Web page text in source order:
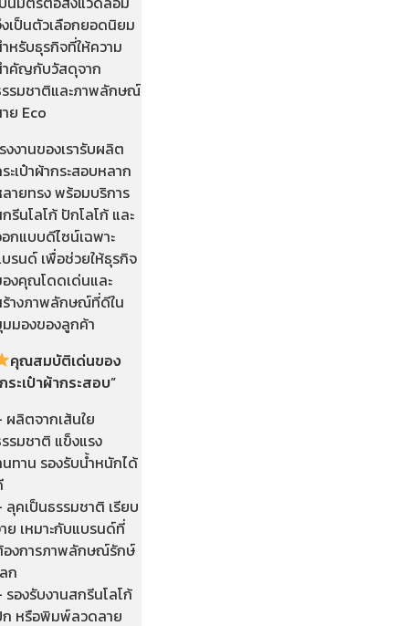
เป็นตัวเลือกยอดนิยม
หรับธุรกิจที่ให้ความ
คัญกับวัสดุจาก
รมชาติและภาพลักษณ์
ย Eco
งงานของเรารับผลิต
ะเป๋าผ้ากระสอบหลาก
ายทรง พร้อมบริการ
รีนโลโก้ ปักโลโก้ และ
กแบบดีไซน์เฉพาะ
รนด์ เพื่อช่วยให้ธุรกิจ
งคุณโดดเด่นและ
างภาพลักษณ์ที่ดีใน
มองของลูกค้า
คุณสมบัติเด่นของ
ระเป๋าผ้ากระสอบ”
ผลิตจากเส้นใย
รมชาติ แข็งแรง
ทาน รองรับน้ำหนักได้
ลุคเป็นธรรมชาติ เรียบ
ย เหมาะกับแบรนด์ที่
งการภาพลักษณ์รักษ์
ก
รองรับงานสกรีนโลโก้
หรือพิมพ์ลวดลาย